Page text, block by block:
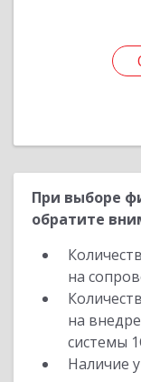
При выборе
обратите
на
на
системы
Наличие